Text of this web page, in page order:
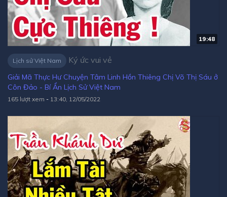
19:48
Lịch sử Việt Nam Ký ức vui vẻ
Giải Mã Thực Hư Chuyện Tâm Linh Hồn Thiêng Chị Võ Thị Sáu ở
Côn Đảo - Bí Ẩn Lịch Sử Việt Nam
165 lượt xem - 13:40, 12/05/2022